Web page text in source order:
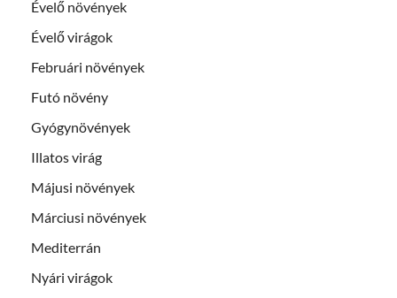
Évelő növények
Évelő virágok
Februári növények
Futó növény
Gyógynövények
Illatos virág
Májusi növények
Márciusi növények
Mediterrán
Nyári virágok